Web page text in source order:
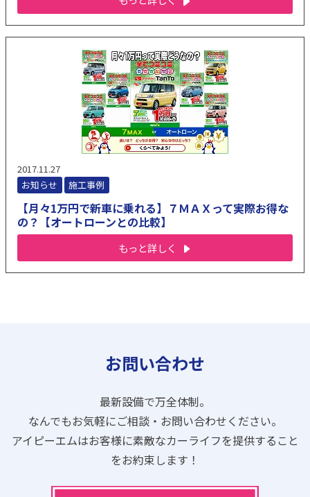
2017.11.27
お知らせ
施工事例
【月々1万円で新車に乗れる】７ＭＡＸって実際お得な
の？【オートローンとの比較】
もっと詳しく
お問い合わせ
最新設備で万全体制。
なんでもお気軽にご相談・お問い合わせください。
アイピーエムはお客様に素敵なカーライフを提供すること
をお約束します！